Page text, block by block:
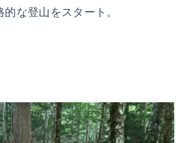
な登山をスタート。